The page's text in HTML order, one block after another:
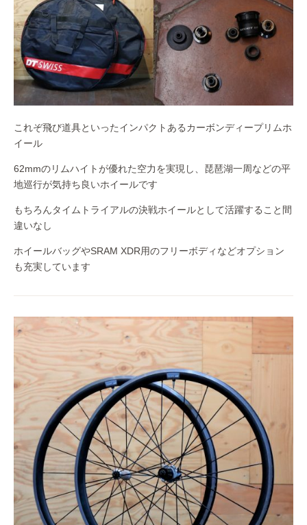
これぞ飛び道具といったインパクトあるカーボンディープリムホ
イール
62mmのリムハイトが優れた空力を実現し、琵琶湖一周などの平
地巡行が気持ち良いホイールです
もちろんタイムトライアルの決戦ホイールとして活躍すること間
違いなし
ホイールバッグやSRAM XDR用のフリーボディなどオプション
も充実しています